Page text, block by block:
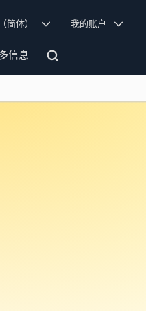
简体） 我的账户
信息